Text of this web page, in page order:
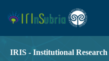
IRIS - Institutional